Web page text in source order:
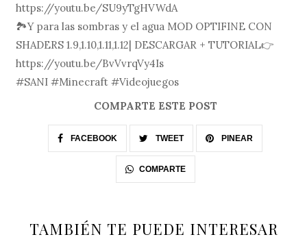
https://youtu.be/SU9yTgHVWdA
🏞Y para las sombras y el agua MOD OPTIFINE CON
SHADERS 1.9,1.10,1.11,1.12| DESCARGAR + TUTORIAL👉
https://youtu.be/BvVvrqVy4Is
#SANI #Minecraft #Videojuegos
COMPARTE ESTE POST
FACEBOOK TWEET PINEAR
COMPARTE
TAMBIÉN TE PUEDE INTERESAR